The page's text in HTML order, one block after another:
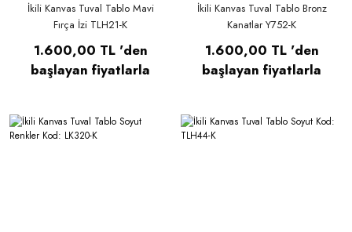
İkili Kanvas Tuval Tablo Mavi
Fırça İzi TLH21-K
1.600,00 TL 'den
başlayan fiyatlarla
İkili Kanvas Tuval Tablo Bronz
Kanatlar Y752-K
1.600,00 TL 'den
başlayan fiyatlarla